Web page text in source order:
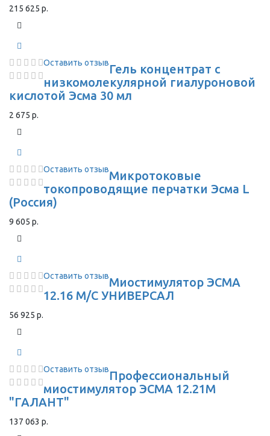
215 625 р.
Оставить отзывГель концентрат с
низкомолекулярной гиалуроновой
кислотой Эсма 30 мл
2 675 р.
Оставить отзывМикротоковые
токопроводящие перчатки Эсма L
(Россия)
9 605 р.
Оставить отзывМиостимулятор ЭСМА
12.16 М/С УНИВЕРСАЛ
56 925 р.
Оставить отзывПрофессиональный
миостимулятор ЭСМА 12.21М
"ГАЛАНТ"
137 063 р.